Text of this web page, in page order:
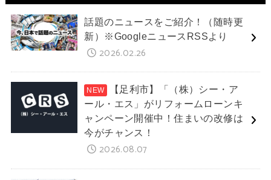
話題のニュースをご紹介！（随時更
新）※GoogleニュースRSSより
2026.02.26
【足利市】「（株）シー・ア
ール・エス」がリフォームローンキ
ャンペーン開催中！住まいの改修は
今がチャンス！
2026.08.07